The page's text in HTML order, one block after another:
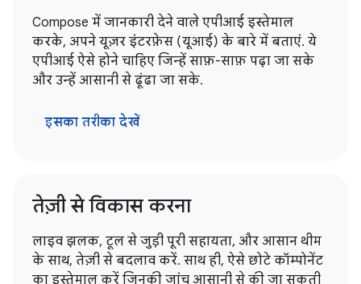
Compose में जानकारी देने वाले एपीआई इस्तेमाल
करके, अपने यूज़र इंटरफ़ेस (यूआई) के बारे में बताएं. ये
एपीआई ऐसे होने चाहिए जिन्हें साफ़-साफ़ पढ़ा जा सके
और उन्हें आसानी से ढूंढा जा सके.
इसका तरीका देखें
तेज़ी से विकास करना
लाइव झलक, टूल से जुड़ी पूरी सहायता, और आसान थीम
के साथ, तेज़ी से बदलाव करें. साथ ही, ऐसे छोटे कॉम्पोनेंट
का इस्तेमाल करें जिनकी जांच आसानी से की जा सकती